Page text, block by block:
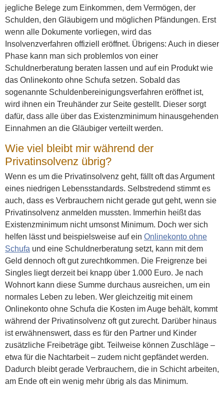
jegliche Belege zum Einkommen, dem Vermögen, der
Schulden, den Gläubigern und möglichen Pfändungen. Erst
wenn alle Dokumente vorliegen, wird das
Insolvenzverfahren offiziell eröffnet. Übrigens: Auch in dieser
Phase kann man sich problemlos von einer
Schuldnerberatung beraten lassen und auf ein Produkt wie
das Onlinekonto ohne Schufa setzen. Sobald das
sogenannte Schuldenbereinigungsverfahren eröffnet ist,
wird ihnen ein Treuhänder zur Seite gestellt. Dieser sorgt
dafür, dass alle über das Existenzminimum hinausgehenden
Einnahmen an die Gläubiger verteilt werden.
Wie viel bleibt mir während der
Privatinsolvenz übrig?
Wenn es um die Privatinsolvenz geht, fällt oft das Argument
eines niedrigen Lebensstandards. Selbstredend stimmt es
auch, dass es Verbrauchern nicht gerade gut geht, wenn sie
Privatinsolvenz anmelden mussten. Immerhin heißt das
Existenzminimum nicht umsonst Minimum. Doch wer sich
helfen lässt und beispielsweise auf ein Onlinekonto ohne
Schufa und eine Schuldnerberatung setzt, kann mit dem
Geld dennoch oft gut zurechtkommen. Die Freigrenze bei
Singles liegt derzeit bei knapp über 1.000 Euro. Je nach
Wohnort kann diese Summe durchaus ausreichen, um ein
normales Leben zu leben. Wer gleichzeitig mit einem
Onlinekonto ohne Schufa die Kosten im Auge behält, kommt
während der Privatinsolvenz oft gut zurecht. Darüber hinaus
ist erwähnenswert, dass es für den Partner und Kinder
zusätzliche Freibeträge gibt. Teilweise können Zuschläge –
etwa für die Nachtarbeit – zudem nicht gepfändet werden.
Dadurch bleibt gerade Verbrauchern, die in Schicht arbeiten,
am Ende oft ein wenig mehr übrig als das Minimum.